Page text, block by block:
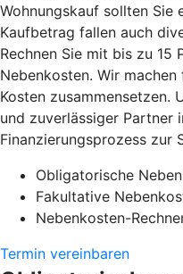
Wohnungskauf sollten Sie
Kaufbetrag fallen auch
Rechnen Sie mit bis zu 15
Nebenkosten. Wir
Kosten zusammensetzen.
und zuverlässiger Partner
Finanzierungsprozess zur
Obligatorische
Fakultative
Nebenkosten-
Termin vereinbaren